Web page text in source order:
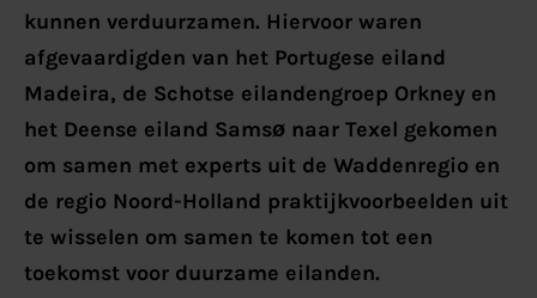
kunnen verduurzamen. Hiervoor waren
afgevaardigden van het Portugese eiland
Madeira, de Schotse eilandengroep Orkney en
het Deense eiland Samsø naar Texel gekomen
om samen met experts uit de Waddenregio en
de regio Noord-Holland praktijkvoorbeelden uit
te wisselen om samen te komen tot een
toekomst voor duurzame eilanden.